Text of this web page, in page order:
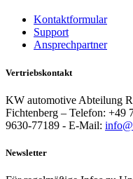
Kontaktformular
Support
Ansprechpartner
Vertriebskontakt
KW automotive Abteilung
Fichtenberg – Telefon: +49
9630-77189 - E-Mail:
Newsletter